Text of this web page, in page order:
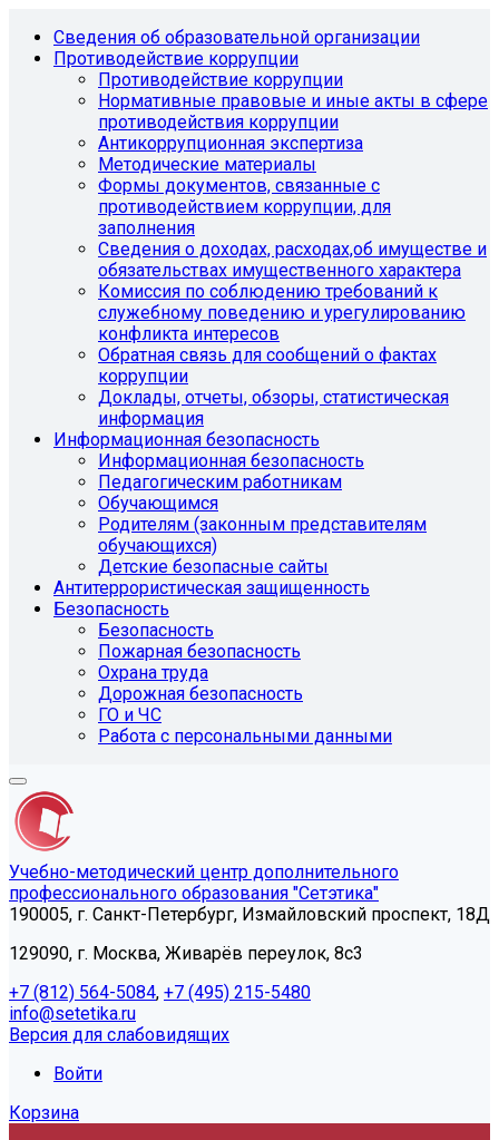
Сведения об образовательной организации
Противодействие коррупции
Противодействие коррупции
Нормативные правовые и иные акты в сфере
противодействия коррупции
Антикоррупционная экспертиза
Методические материалы
Формы документов, связанные с
противодействием коррупции, для
заполнения
Сведения о доходах, расходах,об имуществе и
обязательствах имущественного характера
Комиссия по соблюдению требований к
служебному поведению и урегулированию
конфликта интересов
Обратная связь для сообщений о фактах
коррупции
Доклады, отчеты, обзоры, статистическая
информация
Информационная безопасность
Информационная безопасность
Педагогическим работникам
Обучающимся
Родителям (законным представителям
обучающихся)
Детские безопасные сайты
Антитеррористическая защищенность
Безопасность
Безопасность
Пожарная безопасность
Охрана труда
Дорожная безопасность
ГО и ЧС
Работа с персональными данными
Учебно-методический центр дополнительного
профессионального образования "Сетэтика"
190005, г. Санкт-Петербург, Измайловский проспект, 18Д
129090, г. Москва, Живарёв переулок, 8с3
+7 (812) 564-5084, +7 (495) 215-5480
info@setetika.ru
Версия для слабовидящих
Войти
Корзина